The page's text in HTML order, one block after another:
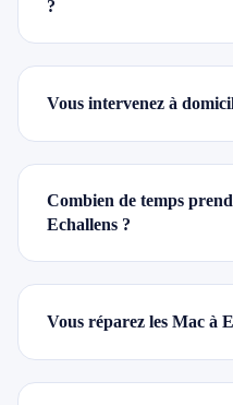
?
Vous intervenez à
Combien de temps
Echallens ?
Vous réparez les Mac à